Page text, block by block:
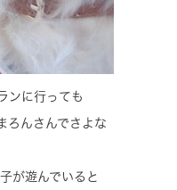
ンに行っても
ろんさんでさよな
が遊んでいると